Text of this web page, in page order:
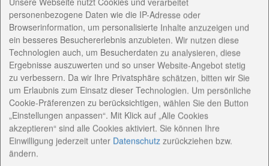
wieder ein zur Aktion „Zu Tisch bei Jakob“. Vom 6.1.
bis zum 28.2. sind die Türen jeweils von Montag bis
Freitag zwischen 11.30 Uhr und 14.30 Uhr geöffnet.
Die Menschen werden an liebevoll gedeckten Tischen
empfangen. Sie erwartet ein warmes Mittagessen,
eine Tasse Kaffee und Gebäck. Das Essen wird am
Platz serviert. Möglich wird dies durch das
Engagement von vielen Ehrenamtlichen aus Kirche,
Diakonie und darüber hinaus. „Ich bin dankbar für
die vielen Menschen, die sich bei dieser Aktion
engagieren. Sie servieren das Essen, sie helfen in der
personenbezogene Daten wie die IP-Adresse oder
Browserinformation, um personalisierte Inhalte anzuzeigen und
ein besseres Besuchererlebnis anzubieten. Wir nutzen diese
Technologien auch, um Besucherdaten zu analysieren, diese
Ergebnisse auszuwerten und so unser Website-Angebot stetig
zu verbessern. Da wir Ihre Privatsphäre schätzen, bitten wir Sie
um Erlaubnis zum Einsatz dieser Technologien. Um persönliche
Cookie-Präferenzen zu berücksichtigen, wählen Sie den Button
„Einstellungen anpassen“. Mit Klick auf „Alle Cookies
akzeptieren“ sind alle Cookies aktiviert. Sie können Ihre
Einwilligung jederzeit unter Datenschutz zurückziehen bzw.
ändern.